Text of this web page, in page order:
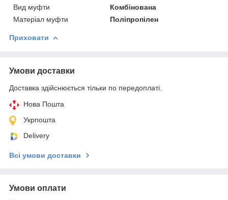
Вид муфти
Комбінована
Матеріал муфти
Поліпропілен
Приховати
Умови доставки
Доставка здійснюється тільки по передоплаті.
Нова Пошта
Укрпошта
Delivery
Всі умови доставки
Умови оплати